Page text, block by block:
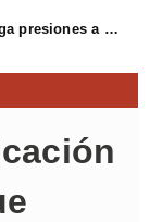
Ángel García niega presiones a comercios y asegura que el Ayuntamiento cumple "de manera muy rigurosa" la Ley de Contratos